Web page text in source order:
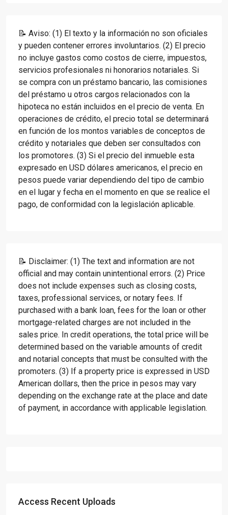
📝 Aviso: (1) El texto y la información no son oficiales
y pueden contener errores involuntarios. (2) El precio
no incluye gastos como costos de cierre, impuestos,
servicios profesionales ni honorarios notariales. Si
se compra con un préstamo bancario, las comisiones
del préstamo u otros cargos relacionados con la
hipoteca no están incluidos en el precio de venta. En
operaciones de crédito, el precio total se determinará
en función de los montos variables de conceptos de
crédito y notariales que deben ser consultados con
los promotores. (3) Si el precio del inmueble esta
expresado en USD dólares americanos, el precio en
pesos puede variar dependiendo del tipo de cambio
en el lugar y fecha en el momento en que se realice el
pago, de conformidad con la legislación aplicable.
📝 Disclaimer: (1) The text and information are not
official and may contain unintentional errors. (2) Price
does not include expenses such as closing costs,
taxes, professional services, or notary fees. If
purchased with a bank loan, fees for the loan or other
mortgage-related charges are not included in the
sales price. In credit operations, the total price will be
determined based on the variable amounts of credit
and notarial concepts that must be consulted with the
promoters. (3) If a property price is expressed in USD
American dollars, then the price in pesos may vary
depending on the exchange rate at the place and date
of payment, in accordance with applicable legislation.
Access Recent Uploads